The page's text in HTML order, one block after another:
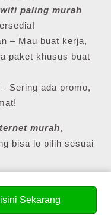
wifi paling murah
– Mau buat kerja,
paket khusus buat
– Sering ada promo,
murah,
bisa lo pilih sesuai
WiFi Murah
Sekarang